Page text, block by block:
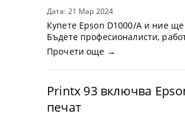
Дата: 21 Мар 2024
Купете Epson D1000/A и ние
Бъдете професионалисти,
Прочети още →
Printx 93 включва
печат